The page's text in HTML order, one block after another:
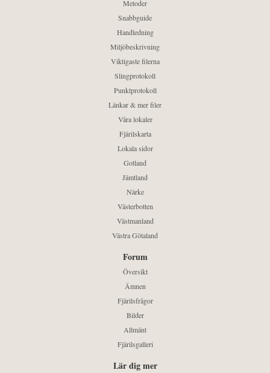
Metoder
Snabbguide
Handledning
Miljöbeskrivning
Viktigaste filerna
Slingprotokoll
Punktprotokoll
Länkar & mer filer
Våra lokaler
Fjärilskarta
Lokala sidor
Gotland
Jämtland
Närke
Västerbotten
Västmanland
Västra Götaland
Forum
Översikt
Ämnen
Fjärilsfrågor
Bilder
Allmänt
Fjärilsgalleri
Lär dig mer